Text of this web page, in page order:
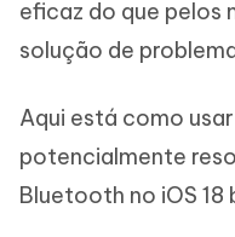
eficaz do que pelos
solução de
Aqui está como
potencialmente
Bluetooth no iOS 18